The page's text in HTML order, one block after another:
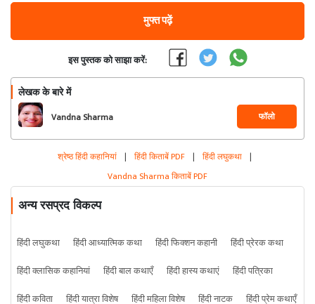
मुफ्त पढ़ें
इस पुस्तक को साझा करें:
लेखक के बारे में
Vandna Sharma फॉलो
श्रेष्ठ हिंदी कहानियां | हिंदी किताबें PDF | हिंदी लघुकथा |
Vandna Sharma किताबें PDF
अन्य रसप्रद विकल्प
हिंदी लघुकथा हिंदी आध्यात्मिक कथा हिंदी फिक्शन कहानी
हिंदी प्रेरक कथा
हिंदी क्लासिक कहानियां
हिंदी बाल कथाएँ हिंदी हास्य कथाएं
हिंदी पत्रिका
हिंदी कविता
हिंदी यात्रा विशेष हिंदी महिला विशेष हिंदी नाटक हिंदी प्रेम कथाएँ